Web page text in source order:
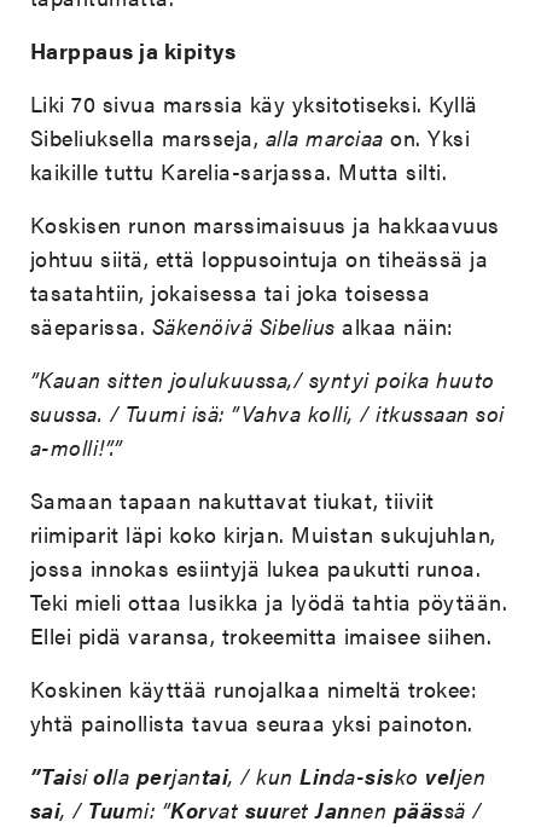
Harppaus ja kipitys
Liki 70 sivua marssia käy yksitotiseksi. Kyllä
Sibeliuksella marsseja, alla marciaaon. Yksi
kaikille tuttu Karelia-sarjassa. Mutta silti.
Koskisen runon marssimaisuus ja hakkaavuus
johtuu siitä, että loppusointuja on tiheässä ja
tasatahtiin, jokaisessa tai joka toisessa
säeparissa. Säkenöivä Sibelius alkaa näin:
”Kauan sitten joulukuussa,/ syntyi poika huuto
suussa. / Tuumi isä: ”Vahva kolli, / itkussaan soi
a-molli!”.”
Samaan tapaan nakuttavat tiukat, tiiviit
riimiparit läpi koko kirjan. Muistan sukujuhlan,
jossa innokas esiintyjä lukea paukutti runoa.
Teki mieli ottaa lusikka ja lyödä tahtia pöytään.
Ellei pidä varansa, trokeemitta imaisee siihen.
Koskinen käyttää runojalkaa nimeltä trokee:
yhtä painollista tavua seuraa yksi painoton.
”Taisiolla perjantai, / kunLinda-sisko veljen
sai, / Tuumi: ”Korvat suuretJannen päässä /